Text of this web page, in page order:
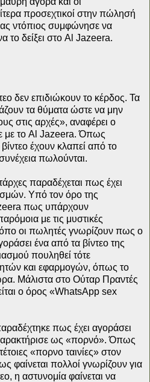
προσεχτικοί στην πώλησή
ντόπιος συμφώνησε να
το δείξει στο Al Jazeera.
δεν επιδιώκουν το κέρδος. Τα
τα θύματα ώστε να μην
στις αρχές», αναφέρει ο
με το Al Jazeera. Όπως
έχουν κλαπεί από το
πωλούνται.
παραδέχεται πως έχει
Υπό τον όρο της
πως υπάρχουν
με τις μυστικές
οι πωλητές γνωρίζουν πως ο
ένα από τα βίντεο της
πουληθεί τότε
και εφαρμογών, όπως το
Μάλιστα στο Ούταρ Πραντές
ο όρος «WhatsApp sex
πως έχει αγοράσει
χαρακτήρισε ως «πορνό». Όπως
«πορνο ταινίες» στον
φαίνεται πολλοί γνωρίζουν για
η αστυνομία φαίνεται να